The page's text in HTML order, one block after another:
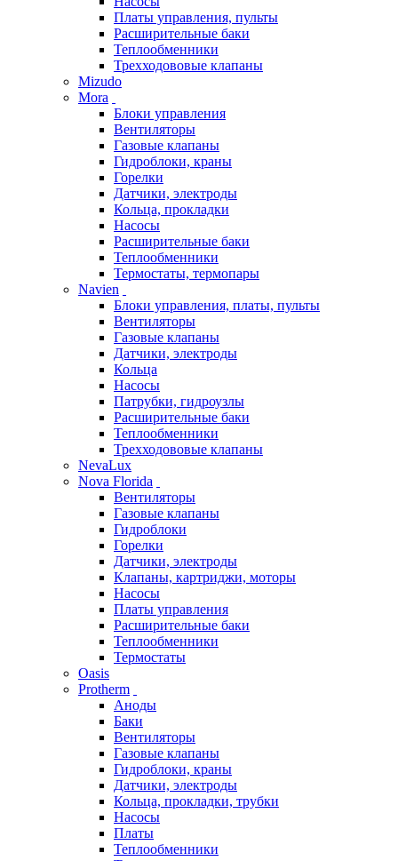
Платы управления, пульты
Расширительные баки
Теплообменники
Трехходововые клапаны
Mizudo
Mora
Блоки управления
Вентиляторы
Газовые клапаны
Гидроблоки, краны
Горелки
Датчики, электроды
Кольца, прокладки
Насосы
Расширительные баки
Теплообменники
Термостаты, термопары
Navien
Блоки управления, платы, пульты
Вентиляторы
Газовые клапаны
Датчики, электроды
Кольца
Насосы
Патрубки, гидроузлы
Расширительные баки
Теплообменники
Трехходововые клапаны
NevaLux
Nova Florida
Вентиляторы
Газовые клапаны
Гидроблоки
Горелки
Датчики, электроды
Клапаны, картриджи, моторы
Насосы
Платы управления
Расширительные баки
Теплообменники
Термостаты
Oasis
Protherm
Аноды
Баки
Вентиляторы
Газовые клапаны
Гидроблоки, краны
Датчики, электроды
Кольца, прокладки, трубки
Насосы
Платы
Теплообменники